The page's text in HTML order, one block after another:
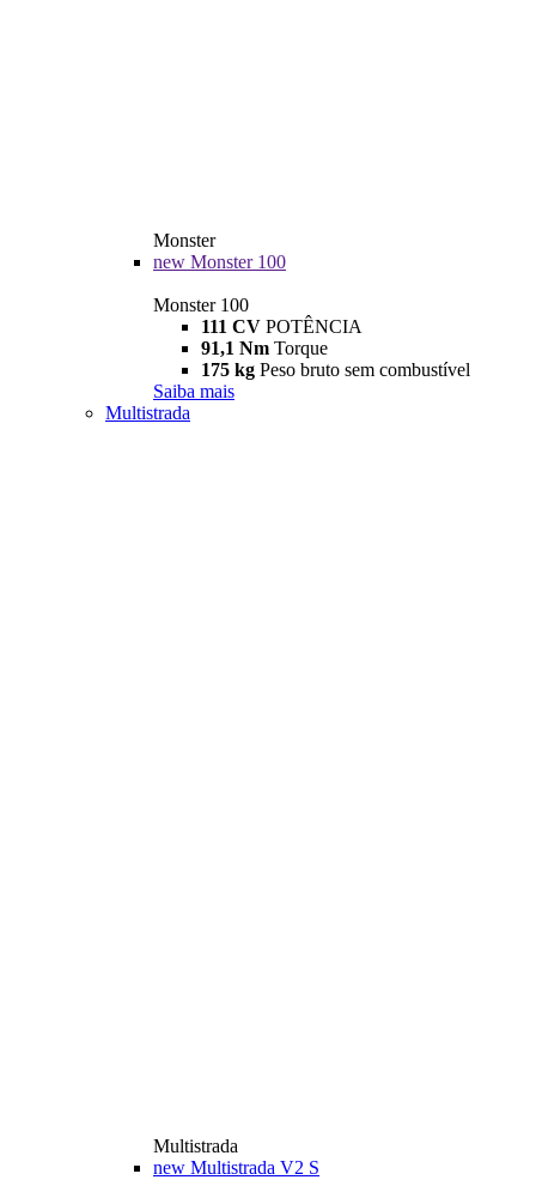
Monster
new Monster 100
Monster 100
111 CV POTÊNCIA
91,1 Nm Torque
175 kg Peso bruto sem combustível
Saiba mais
Multistrada
Multistrada
new Multistrada V2 S